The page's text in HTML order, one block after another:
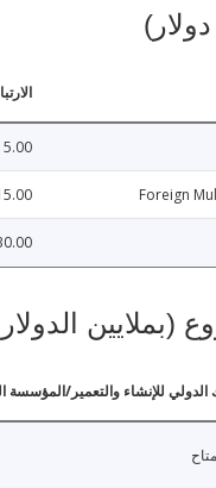
5.00
Foreign
(بملايين
الدولي للإنشاء والتعمير/المؤسسة